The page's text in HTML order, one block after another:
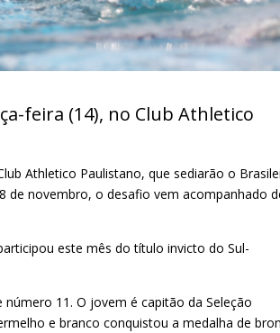
feira (14), no Club Athletico
Athletico Paulistano, que sediarão o
de novembro, o desafio vem acompanhado
este mês do título invicto do Sul-
11. O jovem é capitão da Seleção
e branco conquistou a medalha de